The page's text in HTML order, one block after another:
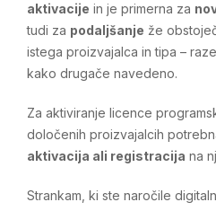
aktivacije in je primerna za
tudi za podaljšanje že
istega proizvajalca in tipa –
kako drugače navedeno.
Za aktiviranje licence
določenih proizvajalcih
aktivacija ali registracija na
Strankam, ki ste naročile